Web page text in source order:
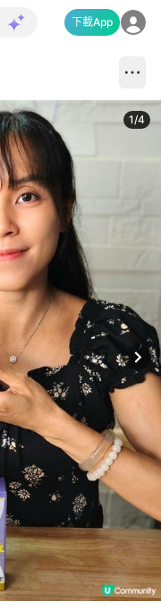
下載App
1/4